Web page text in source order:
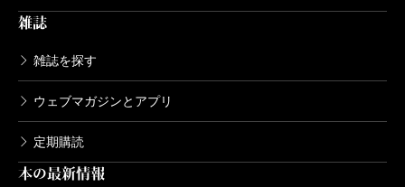
雑誌
雑誌を探す
ウェブマガジンとアプリ
定期購読
本の最新情報